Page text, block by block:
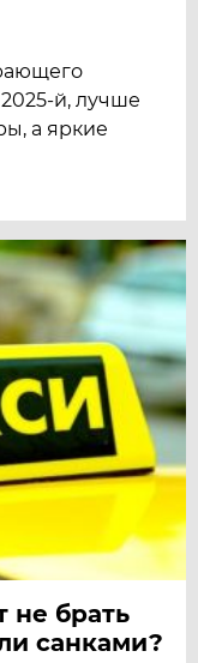
й, лучше
а яркие
не брать
санками?